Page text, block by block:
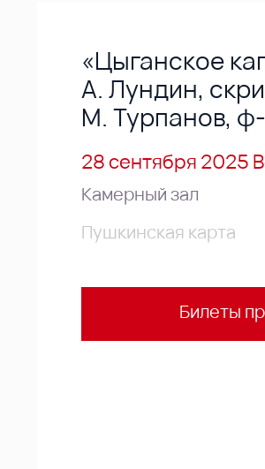
«Цыганское
А. Лундин,
М. Турпанов,
28 сентября 2025
Камерный зал
Пушкинская карта
Билеты